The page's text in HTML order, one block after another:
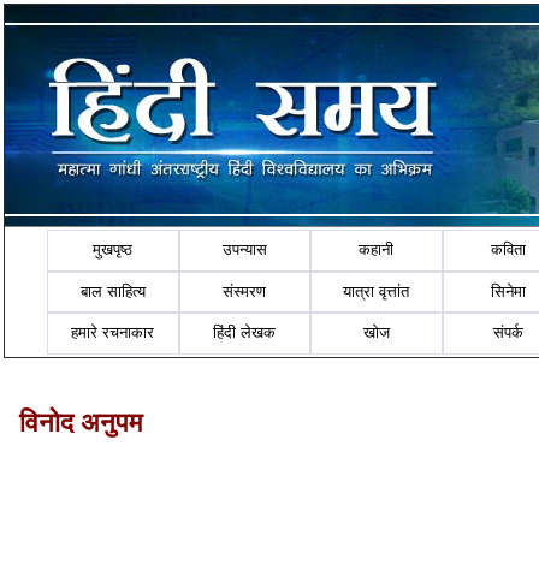
मुखपृष्ठ उपन्यास कहानी कविता
बाल साहित्य संस्मरण यात्रा वृत्तांत सिनेमा
हमारे रचनाकार हिंदी लेखक खोज संपर्क
विनोद अनुपम